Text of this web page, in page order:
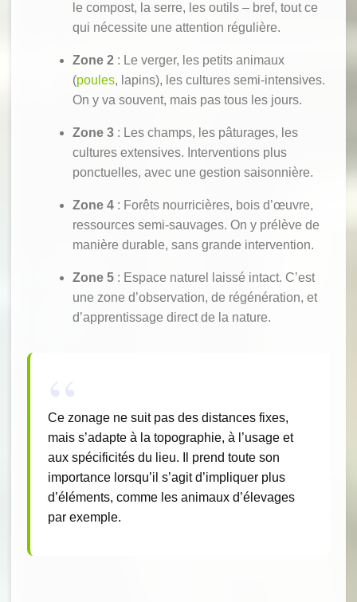
le compost, la serre, les outils – bref, tout ce
qui nécessite une attention régulière.
Zone 2: Le verger, les petits animaux
(poules, lapins), les cultures semi-intensives.
On y va souvent, mais pas tous les jours.
Zone 3: Les champs, les pâturages, les
cultures extensives. Interventions plus
ponctuelles, avec une gestion saisonnière.
Zone 4: Forêts nourricières, bois d’œuvre,
ressources semi-sauvages. On y prélève de
manière durable, sans grande intervention.
Zone 5: Espace naturel laissé intact. C’est
une zone d’observation, de régénération, et
d’apprentissage direct de la nature.
Ce zonage ne suit pas des distances fixes,
mais s’adapte à la topographie, à l’usage et
aux spécificités du lieu. Il prend toute son
importance lorsqu’il s’agit d’impliquer plus
d’éléments, comme les animaux d’élevages
par exemple.